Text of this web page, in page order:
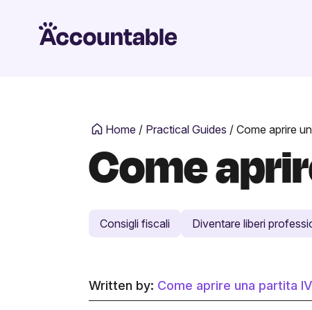
Home / Practical Guides / Come aprire
Come
Consigli fiscali Diventare liberi
Written by: Come aprire una partita